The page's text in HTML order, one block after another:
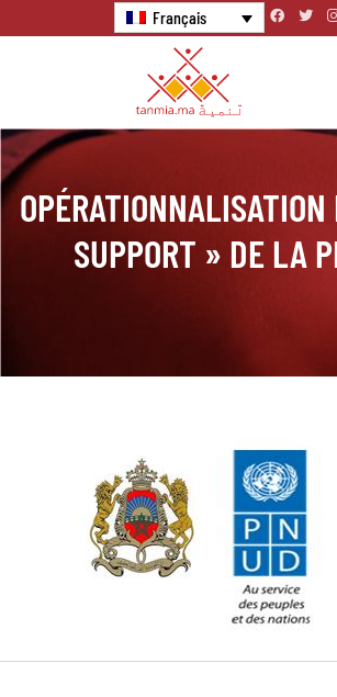
Français
SUPPORT » DE LA